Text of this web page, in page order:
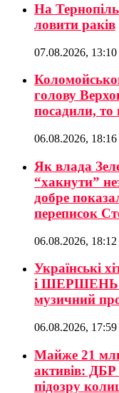
На
ловити раків
07.08.2026, 13:10
голову
посадили, то
06.08.2026, 18:16
Як влада
“хакнути”
добре
переписок
06.08.2026, 18:12
Українські
і ШЕРШЕНЬ
музичний
06.08.2026, 17:59
Майже 21
активів:
підозру